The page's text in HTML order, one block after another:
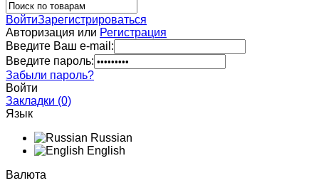
ВойтиЗарегистрироваться
Авторизация или Регистрация
Введите Ваш e-mail:
Введите пароль:
Забыли пароль?
Войти
Закладки (0)
Язык
Russian
English
Валюта